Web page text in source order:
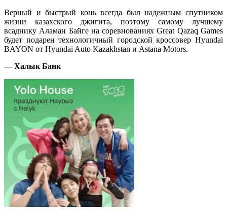
Верный и быстрый конь всегда был надежным спутником
жизни казахского джигита, поэтому самому лучшему
всаднику Аламан Байге на соревнованиях Great Qazaq Games
будет подарен технологичный городской кроссовер Hyundai
BAYON от Hyundai Auto Kazakhstan и Astana Motors.
— Халык Банк